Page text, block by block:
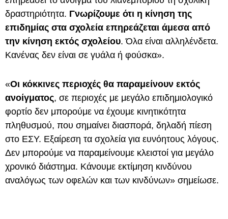
δραστηριότητα. Γνωρίζουμε ότι η κίνηση της
επιδημίας στα σχολεία επηρεάζεται άμεσα από
την κίνηση εκτός σχολείου. Όλα είναι αλληλένδετα.
Κανένας δεν είναι σε γυάλα ή φούσκα».
«Οι κόκκινες περιοχές θα παραμείνουν εκτός
ανοίγματος, σε περιοχές με μεγάλο επιδημιολογικό
φορτίο δεν μπορούμε να έχουμε κινητικότητα
πληθυσμού, που σημαίνει διασπορά, δηλαδή πίεση
στο ΕΣΥ. Εξαίρεση τα σχολεία για ευνόητους λόγους.
Δεν μπορούμε να παραμείνουμε κλειστοί για μεγάλο
χρονικό διάστημα. Κάνουμε εκτίμηση κινδύνου
αναλόγως των οφελών και των κινδύνων» σημείωσε.